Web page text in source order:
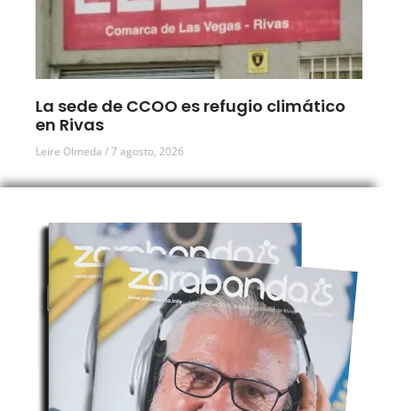
La sede de CCOO es refugio climático
en Rivas
Leire Olmeda 7 agosto, 2026